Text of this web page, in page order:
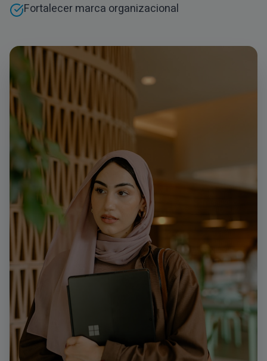
Fortalecer marca organizacional